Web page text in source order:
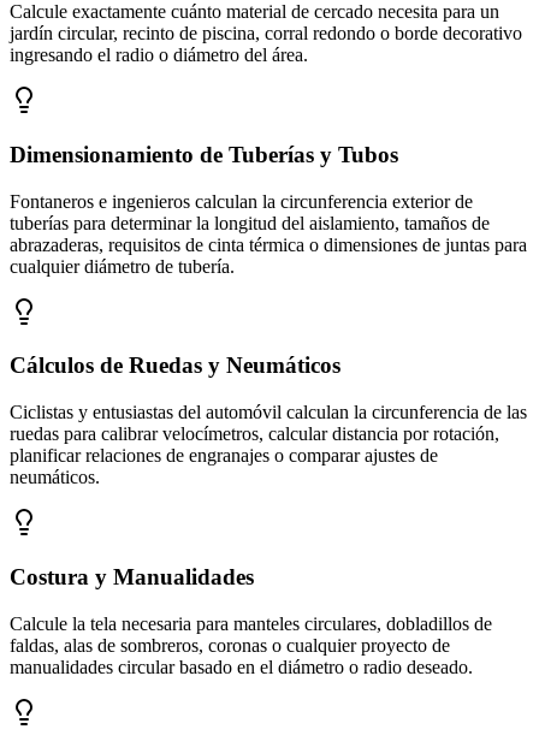
Calcule exactamente cuánto material de cercado necesita para un
jardín circular, recinto de piscina, corral redondo o borde decorativo
ingresando el radio o diámetro del área.
Dimensionamiento de Tuberías y Tubos
Fontaneros e ingenieros calculan la circunferencia exterior de
tuberías para determinar la longitud del aislamiento, tamaños de
abrazaderas, requisitos de cinta térmica o dimensiones de juntas para
cualquier diámetro de tubería.
Cálculos de Ruedas y Neumáticos
Ciclistas y entusiastas del automóvil calculan la circunferencia de las
ruedas para calibrar velocímetros, calcular distancia por rotación,
planificar relaciones de engranajes o comparar ajustes de
neumáticos.
Costura y Manualidades
Calcule la tela necesaria para manteles circulares, dobladillos de
faldas, alas de sombreros, coronas o cualquier proyecto de
manualidades circular basado en el diámetro o radio deseado.